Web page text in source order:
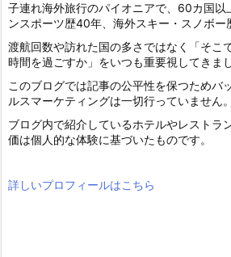
子連れ海外旅行のパイオニアで、60カ国以
ンスポーツ歴40年、海外スキー・スノボー
渡航回数や訪れた国の多さではなく「そこ
時間を過ごすか」をいつも重要視してきまし
このブログでは記事の公平性を保つためバ
ルスマーケティングは一切行っていません。
ブログ内で紹介しているホテルやレストラ
価は個人的な体験に基づいたものです。
詳しいプロフィールはこちら